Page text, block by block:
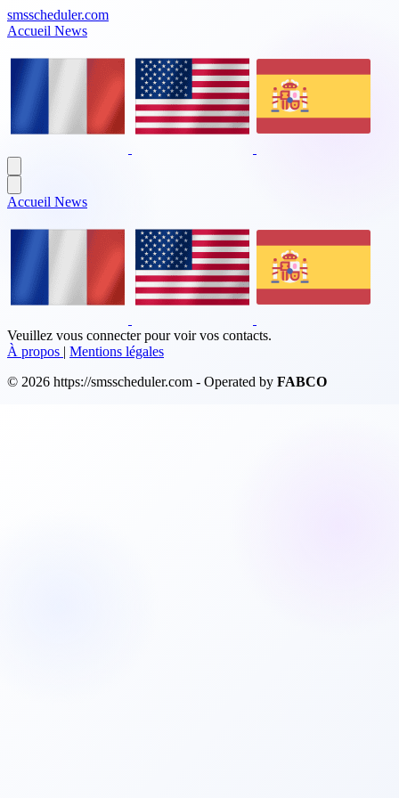
smsscheduler.com
Accueil News
Accueil News
Veuillez vous connecter pour voir vos contacts.
À propos | Mentions légales
© 2026 https://smsscheduler.com - Operated by FABCO